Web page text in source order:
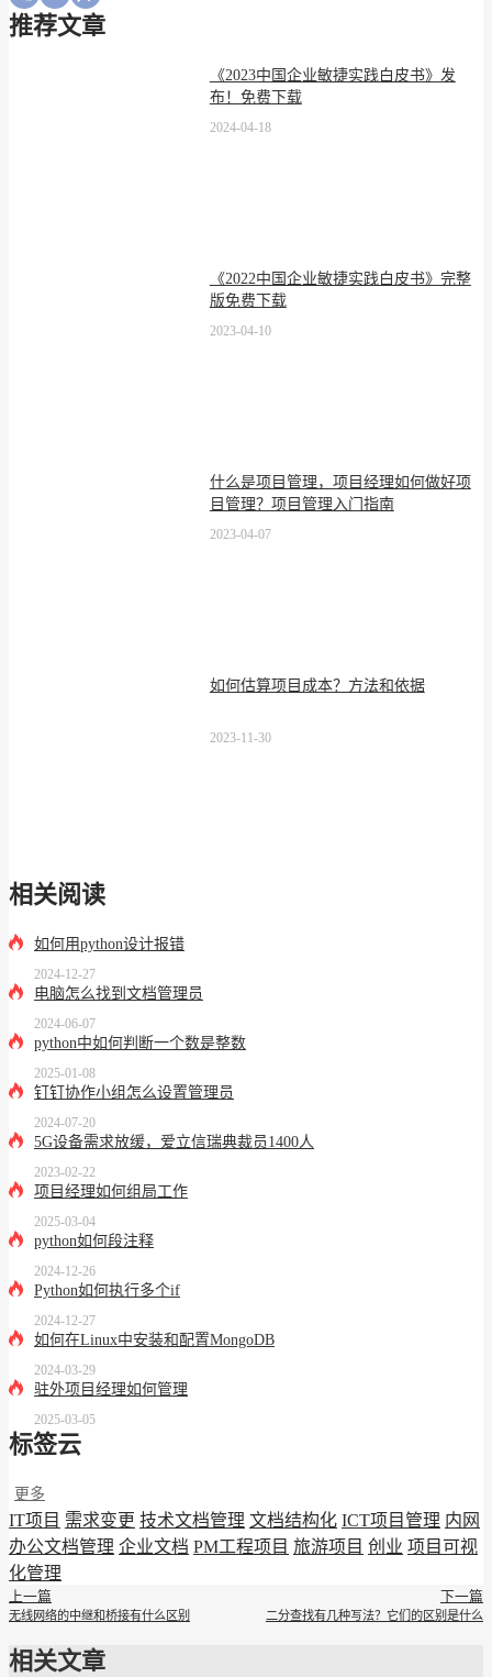
推荐文章
《2023中国企业敏捷实践白皮书》发
布！免费下载
2024-04-18
《2022中国企业敏捷实践白皮书》完整
版免费下载
2023-04-10
什么是项目管理，项目经理如何做好项
目管理？项目管理入门指南
2023-04-07
如何估算项目成本？方法和依据
2023-11-30
相关阅读
如何用python设计报错
2024-12-27
电脑怎么找到文档管理员
2024-06-07
python中如何判断一个数是整数
2025-01-08
钉钉协作小组怎么设置管理员
2024-07-20
5G设备需求放缓，爱立信瑞典裁员1400人
2023-02-22
项目经理如何组局工作
2025-03-04
python如何段注释
2024-12-26
Python如何执行多个if
2024-12-27
如何在Linux中安装和配置MongoDB
2024-03-29
驻外项目经理如何管理
2025-03-05
标签云
更多
IT项目 需求变更 技术文档管理 文档结构化 ICT项目管理 内网
办公文档管理 企业文档 PM工程项目 旅游项目 创业 项目可视
化管理
上一篇
无线网络的中继和桥接有什么区别
下一篇
二分查找有几种写法？它们的区别是什么
相关文章